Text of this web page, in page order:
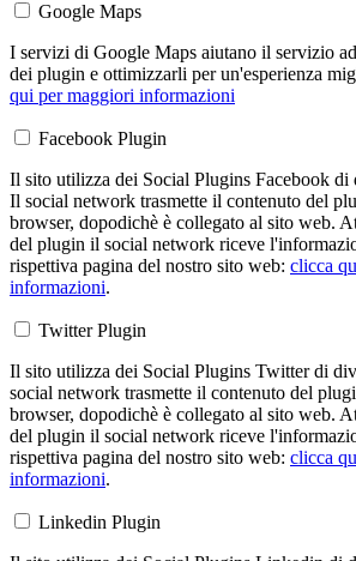
Google Maps
I servizi di Google Maps aiutano il servizio
dei plugin e ottimizzarli per un'esperienza
qui per maggiori informazioni
Facebook Plugin
Il sito utilizza dei Social Plugins Facebook di
Il social network trasmette il contenuto del
browser, dopodichè è collegato al sito web.
del plugin il social network riceve
rispettiva pagina del nostro sito web: clicca
informazioni.
Twitter Plugin
Il sito utilizza dei Social Plugins Twitter di
social network trasmette il contenuto del
browser, dopodichè è collegato al sito web.
del plugin il social network riceve
rispettiva pagina del nostro sito web: clicca
informazioni.
Linkedin Plugin